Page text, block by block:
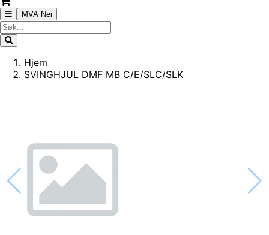
MVA Nei
Hjem
SVINGHJUL DMF MB C/E/SLC/SLK